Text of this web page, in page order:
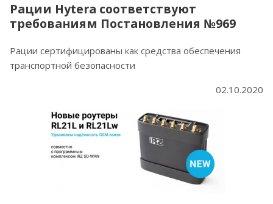
Рации Hytera соответствуют
требованиям Постановления №969
Рации сертифицированы как средства обеспечения
транспортной безопасности
02.10.2020